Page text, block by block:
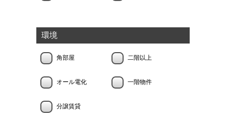
環境
角部屋 二階以上
オール電化 一階物件
分譲賃貸